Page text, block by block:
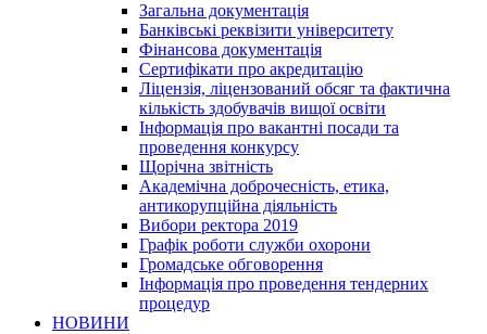
Загальна документація
Банківські реквізити університету
Фінансова документація
Сертифікати про акредитацію
Ліцензія, ліцензований обсяг та фактична
кількість здобувачів вищої освіти
Інформація про вакантні посади та
проведення конкурсу
Щорічна звітність
Академічна доброчесність, етика,
антикорупційна діяльність
Вибори ректора 2019
Графік роботи служби охорони
Громадське обговорення
Інформація про проведення тендерних
процедур
НОВИНИ